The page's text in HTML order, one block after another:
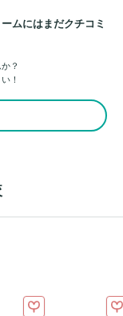
ムにはまだクチコミ
？
！